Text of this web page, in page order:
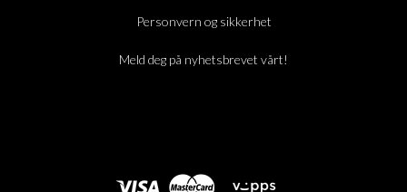
Personvern og sikkerhet
Meld deg på nyhetsbrevet vårt!